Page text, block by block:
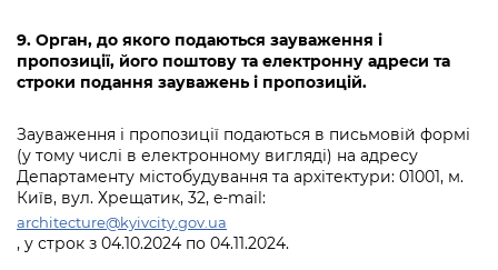
9. Орган, до якого подаються зауваження і
пропозиції, його поштову та електронну адреси та
строки подання зауважень і пропозицій.
Зауваження і пропозиції подаються в письмовій формі
(у тому числі в електронному вигляді) на адресу
Департаменту містобудування та архітектури: 01001, м.
Київ, вул. Хрещатик, 32, e-mail:
architecture@kyivcity.gov.ua
, у строк з 04.10.2024 по 04.11.2024.